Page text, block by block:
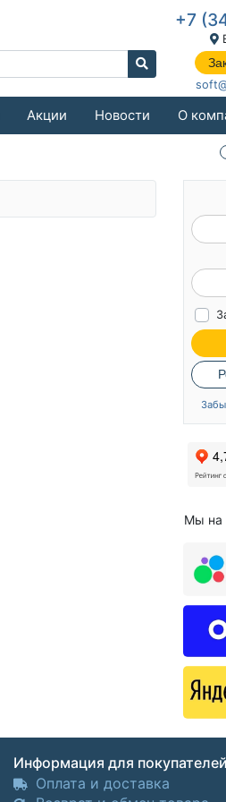
+7
Акции Новости О
Мы на
Информация для
Оплата и доставка